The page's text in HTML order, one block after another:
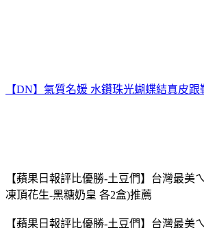
【DN】氣質名媛 水鑽珠光蝴蝶結真皮跟
【蘋果日報評比優勝-土豆們】台灣最美
凍頂花生-黑糖奶皇 各2盒)推薦
【蘋果日報評比優勝-土豆們】台灣最美